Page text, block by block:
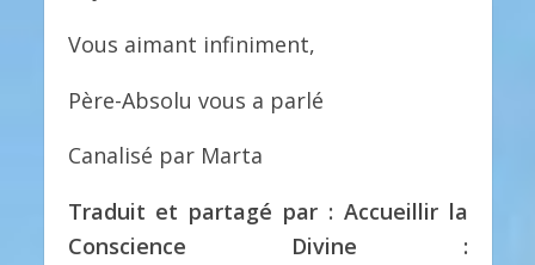
Vous aimant infiniment,
Père-Absolu vous a parlé
Canalisé par Marta
Traduit et partagé par : Accueillir la
Conscience Divine :